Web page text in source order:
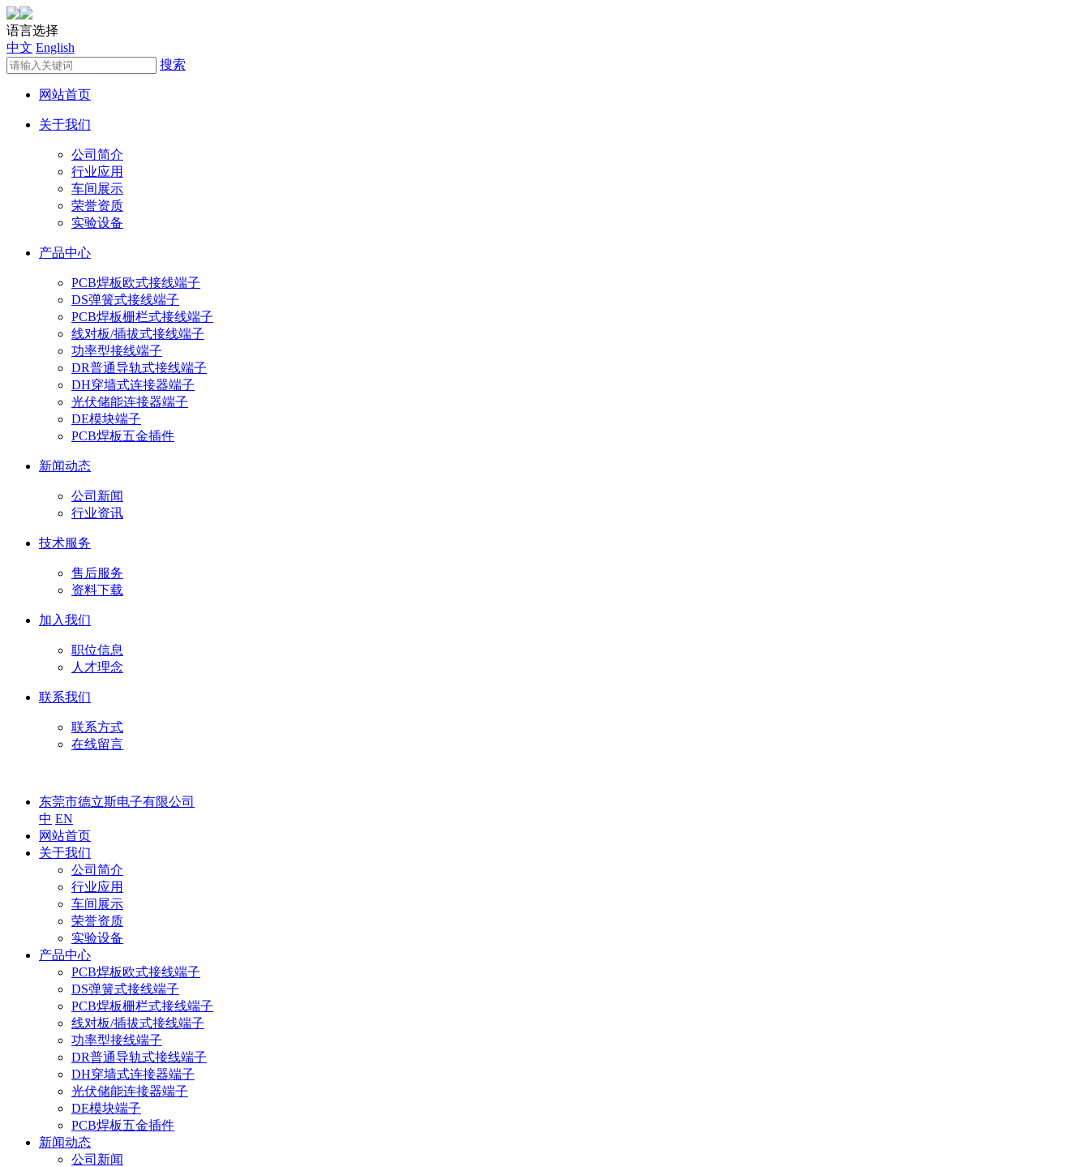
语言选择
中文 English
搜索
网站首页
关于我们
公司简介
行业应用
车间展示
荣誉资质
实验设备
产品中心
PCB焊板欧式接线端子
DS弹簧式接线端子
PCB焊板栅栏式接线端子
线对板/插拔式接线端子
功率型接线端子
DR普通导轨式接线端子
DH穿墙式连接器端子
光伏储能连接器端子
DE模块端子
PCB焊板五金插件
新闻动态
公司新闻
行业资讯
技术服务
售后服务
资料下载
加入我们
职位信息
人才理念
联系我们
联系方式
在线留言
东莞市德立斯电子有限公司
中 EN
网站首页
关于我们
公司简介
行业应用
车间展示
荣誉资质
实验设备
产品中心
PCB焊板欧式接线端子
DS弹簧式接线端子
PCB焊板栅栏式接线端子
线对板/插拔式接线端子
功率型接线端子
DR普通导轨式接线端子
DH穿墙式连接器端子
光伏储能连接器端子
DE模块端子
PCB焊板五金插件
新闻动态
公司新闻